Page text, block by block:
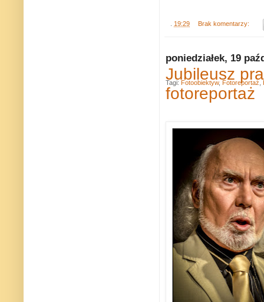
19:29 Brak komentarzy:
poniedziałek, 19
Jubileusz
fotoreportaż
Tagi: Fotoobiektyw, Fotoreportaż